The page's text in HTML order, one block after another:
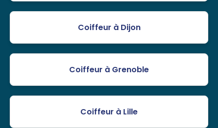
Coiffeur à Dijon
Coiffeur à Grenoble
Coiffeur à Lille